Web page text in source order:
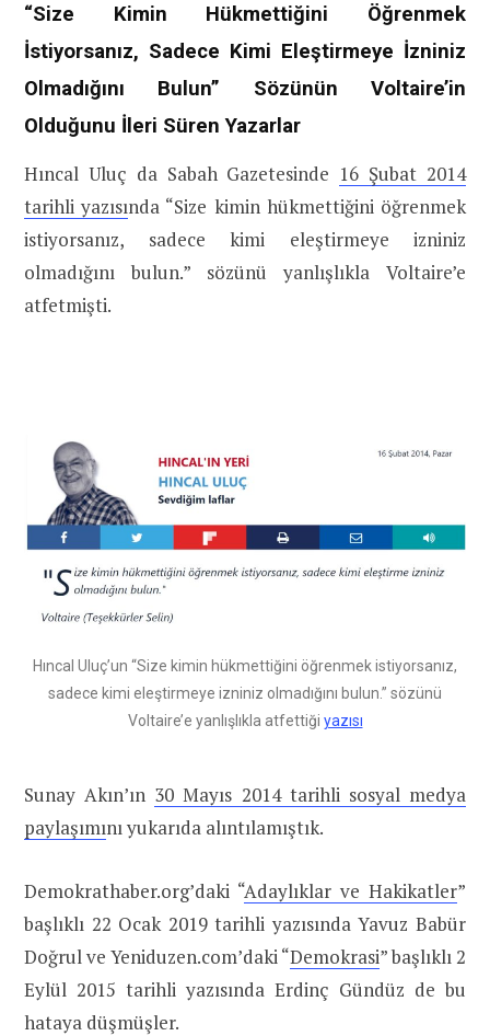
“Size Kimin Hükmettiğini Öğrenmek
İstiyorsanız, Sadece Kimi Eleştirmeye İzniniz
Olmadığını Bulun” Sözünün Voltaire’in
Olduğunu İleri Süren Yazarlar
Hıncal Uluç da Sabah Gazetesinde 16 Şubat 2014
tarihli yazısında “Size kimin hükmettiğini öğrenmek
istiyorsanız, sadece kimi eleştirmeye izniniz
olmadığını bulun.” sözünü yanlışlıkla Voltaire’e
atfetmişti.
Hıncal Uluç’un “Size kimin hükmettiğini öğrenmek istiyorsanız,
sadece kimi eleştirmeye izniniz olmadığını bulun.” sözünü
Voltaire’e yanlışlıkla atfettiği yazısı
Sunay Akın’ın 30 Mayıs 2014 tarihli sosyal medya
paylaşımını yukarıda alıntılamıştık.
Demokrathaber.org’daki “Adaylıklar ve Hakikatler”
başlıklı 22 Ocak 2019 tarihli yazısında Yavuz Babür
Doğrul ve Yeniduzen.com’daki “Demokrasi” başlıklı 2
Eylül 2015 tarihli yazısında Erdinç Gündüz de bu
hataya düşmüşler.